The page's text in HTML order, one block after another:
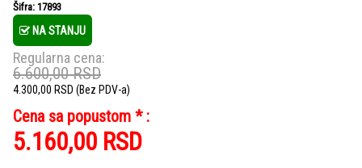
Šifra: 17893
NA STANJU
Regularna cena:
6.600,00RSD
4.300,00 RSD (Bez PDV-a)
Cena sa popustom * :
5.160,00 RSD